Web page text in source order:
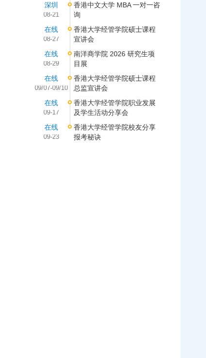
深圳
08-21
香港中文大学 MBA 一对一咨
询
在线
08-27
香港大学经管学院硕士课程
宣讲会
在线
08-29
南洋商学院 2026 研究生项
目展
在线
09/07-09/10
香港大学经管学院硕士课程
总监宣讲会
在线
09-17
香港大学经管学院职业发展
及学生活动分享会
在线
09-23
香港大学经管学院校友分享
报考秘诀